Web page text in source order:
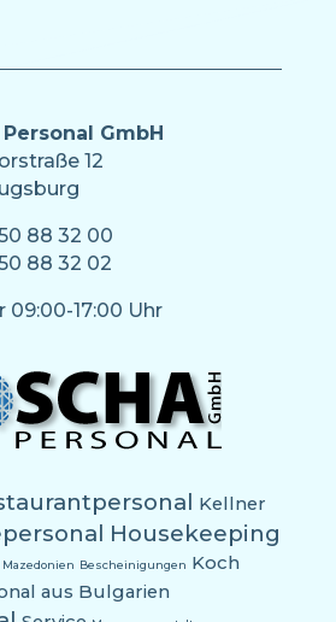
GmbH
12
88 32 00
88 32 02
09:00-17:00 Uhr
Kellner
Housekeeping
Mazedonien Bescheinigungen Koch
aus Bulgarien